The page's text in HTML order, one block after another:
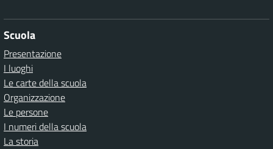
Scuola
Presentazione
I luoghi
Le carte della scuola
Organizzazione
Le persone
I numeri della scuola
La storia